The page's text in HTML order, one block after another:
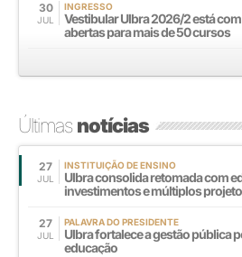
30
JUL
INGRESSO
Vestibular Ulbra 2026/2 está
abertas para mais de 50 cursos
Últimasnotícias
27
JUL
INSTITUIÇÃO DE ENSINO
Ulbra consolida retomada com
investimentos e múltiplos
27
JUL
PALAVRA DO PRESIDENTE
Ulbra fortalece a gestão pública
educação